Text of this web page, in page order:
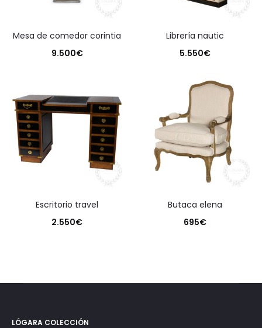
mesa de comedor corintia
9.500€
librería nautic
5.550€
escritorio travel
2.550€
butaca elena
695€
LÓGARA COLECCIÓN